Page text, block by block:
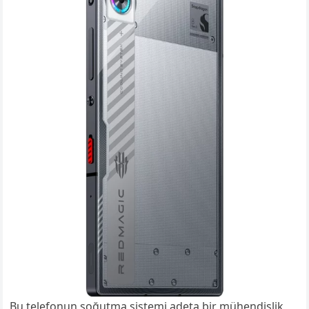
Bu telefonun soğutma sistemi adeta bir mühendislik